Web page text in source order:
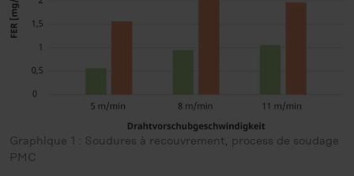
Graphique 1 : Soudures à recouvrement, process de soudage
PMC